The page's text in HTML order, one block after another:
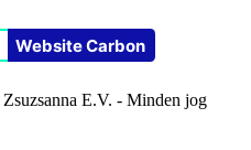
Website Carbon
E.V. - Minden jog